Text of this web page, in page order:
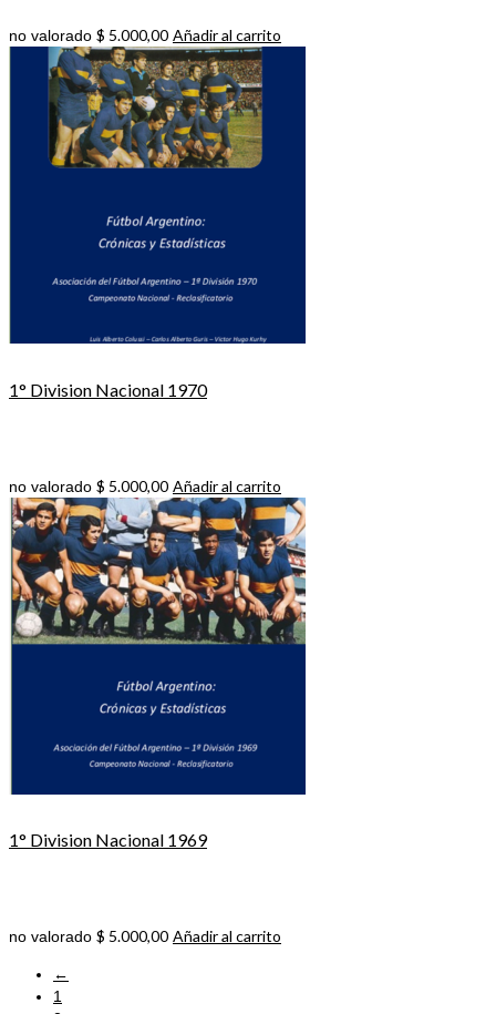
no valorado $ 5.000,00 Añadir al carrito
1° Division Nacional 1970
no valorado $ 5.000,00 Añadir al carrito
1° Division Nacional 1969
no valorado $ 5.000,00 Añadir al carrito
←
1